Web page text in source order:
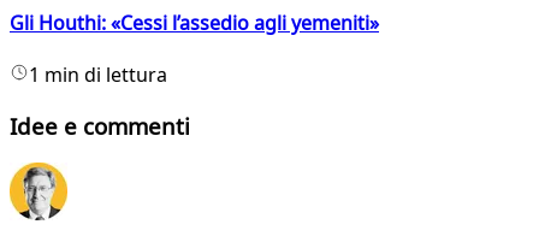
Gli Houthi: «Cessi l’assedio agli yemeniti»
1 min di lettura
Idee e commenti